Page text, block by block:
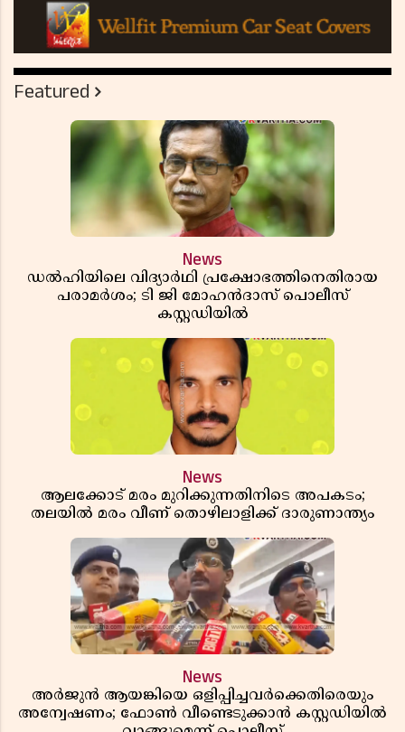
Featured
News
ഡൽഹിയിലെ വിദ്യാർഥി പ്രക്ഷോഭത്തിനെതിരായ
പരാമർശം; ടി ജി മോഹൻദാസ് പൊലീസ്
കസ്റ്റഡിയിൽ
News
ആലക്കോട് മരം മുറിക്കുന്നതിനിടെ അപകടം;
തലയിൽ മരം വീണ് തൊഴിലാളിക്ക് ദാരുണാന്ത്യം
News
അർജുൻ ആയങ്കിയെ ഒളിപ്പിച്ചവർക്കെതിരെയും
അന്വേഷണം; ഫോൺ വീണ്ടെടുക്കാൻ കസ്റ്റഡിയിൽ